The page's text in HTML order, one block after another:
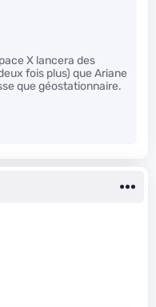
X lancera des
fois plus) que Ariane
que géostationnaire.